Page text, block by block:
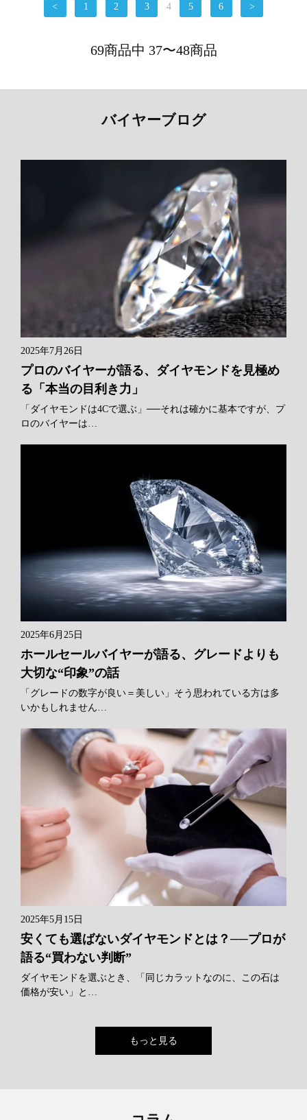
< 1 2 3 4 5 6 >
69商品中 37〜48商品
バイヤーブログ
2025年7月26日
プロのバイヤーが語る、ダイヤモンドを見極め
る「本当の目利き力」
「ダイヤモンドは4Cで選ぶ」──それは確かに基本ですが、プ
ロのバイヤーは…
2025年6月25日
ホールセールバイヤーが語る、グレードよりも
大切な“印象”の話
「グレードの数字が良い＝美しい」そう思われている方は多
いかもしれません…
2025年5月15日
安くても選ばないダイヤモンドとは？──プロが
語る“買わない判断”
ダイヤモンドを選ぶとき、「同じカラットなのに、この石は
価格が安い」と…
もっと見る